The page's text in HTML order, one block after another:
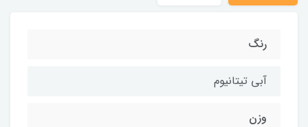
رنگ
آبی تیتانیوم
وزن